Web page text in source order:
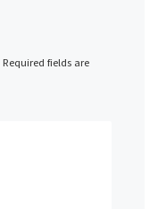
Required fields are